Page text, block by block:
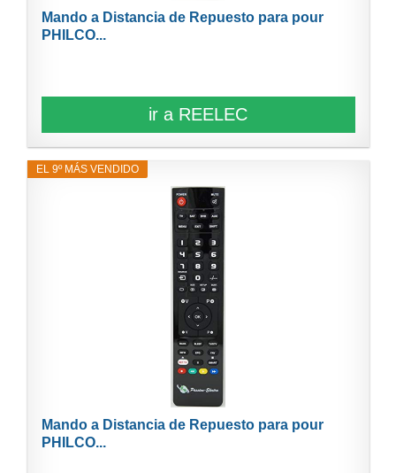
Mando a Distancia de Repuesto para pour
PHILCO...
ir a REELEC
EL 9º MÁS VENDIDO
Mando a Distancia de Repuesto para pour
PHILCO...